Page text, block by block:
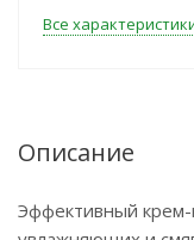
Все
Описание
Эффективный крем-